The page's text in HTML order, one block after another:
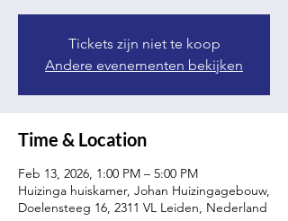
Tickets zijn niet te koop
Andere evenementen bekijken
Time & Location
Feb 13, 2026, 1:00 PM – 5:00 PM
Huizinga huiskamer, Johan Huizingagebouw,
Doelensteeg 16, 2311 VL Leiden, Nederland